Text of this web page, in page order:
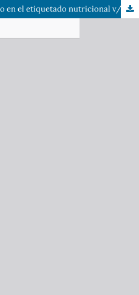
Contenido proteico reportado en el etiquetado nutricional v/s cantidad de proteína calculada en productos cárnicos procesados chilenos